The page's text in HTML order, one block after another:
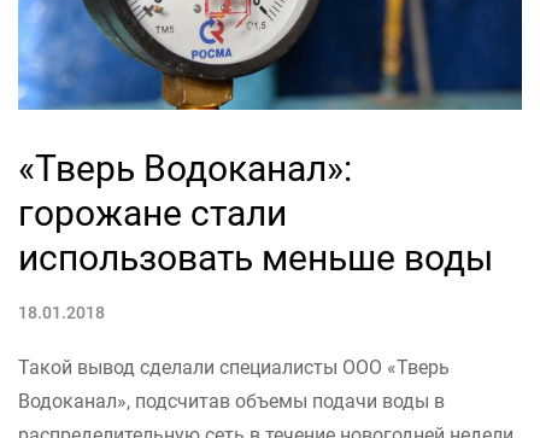
«Тверь Водоканал»:
горожане стали
использовать меньше воды
18.01.2018
Такой вывод сделали специалисты ООО «Тверь
Водоканал», подсчитав объемы подачи воды в